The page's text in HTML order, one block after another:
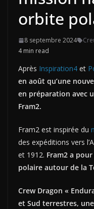
orbite
8 septembre 2024
4 min read
Après Inspiration4 et
en août qu’une
en préparation avec
Fram2.
Fram2 est inspirée du
des expéditions vers
et 1912. Fram2 a
polaire autour de la
Crew Dragon «
et Sud terrestres,